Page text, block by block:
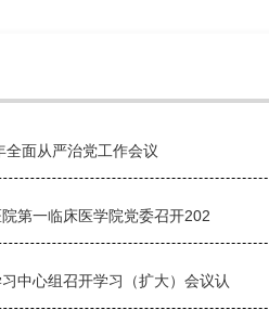
全面从严治党工作会议
第一临床医学院党委召开202
中心组召开学习（扩大）会议认